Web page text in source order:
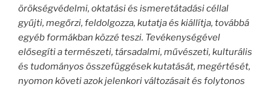
örökségvédelmi, oktatási és ismeretátadási céllal
gyűjti, megőrzi, feldolgozza, kutatja és kiállítja, továbbá
egyéb formákban közzé teszi. Tevékenységével
elősegíti a természeti, társadalmi, művészeti, kulturális
és tudományos összefüggések kutatását, megértését,
nyomon követi azok jelenkori változásait és folytonos